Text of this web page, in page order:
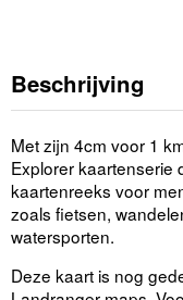
Beschrijving
Met zijn 4cm voor 1
Explorer kaartenserie
kaartenreeks voor
zoals fietsen,
watersporten.
Deze kaart is nog